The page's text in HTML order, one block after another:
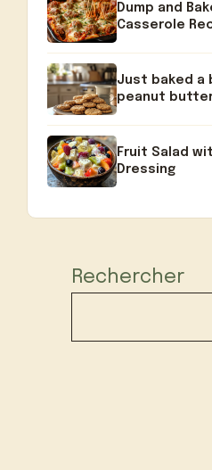
Dump and
Casserole
Just baked a
peanut
Fruit Salad
Dressing
Rechercher